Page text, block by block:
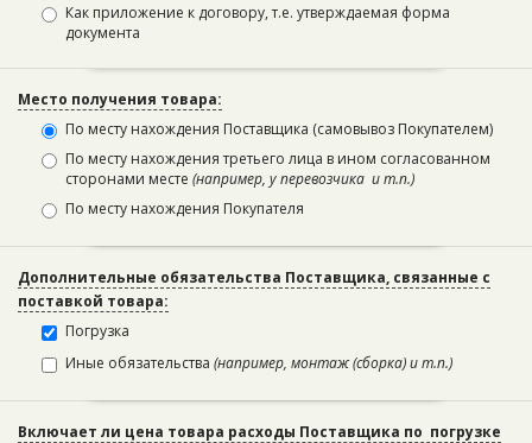
Как приложение к договору, т.е. утверждаемая форма
документа
Место получения товара:
По месту нахождения Поставщика (самовывоз Покупателем)
По месту нахождения третьего лица в ином согласованном
сторонами месте (например, у перевозчика и т.п.)
По месту нахождения Покупателя
Дополнительные обязательства Поставщика, связанные с
поставкой товара:
Погрузка
Иные обязательства (например, монтаж (сборка) и т.п.)
Включает ли цена товара расходы Поставщика по погрузке